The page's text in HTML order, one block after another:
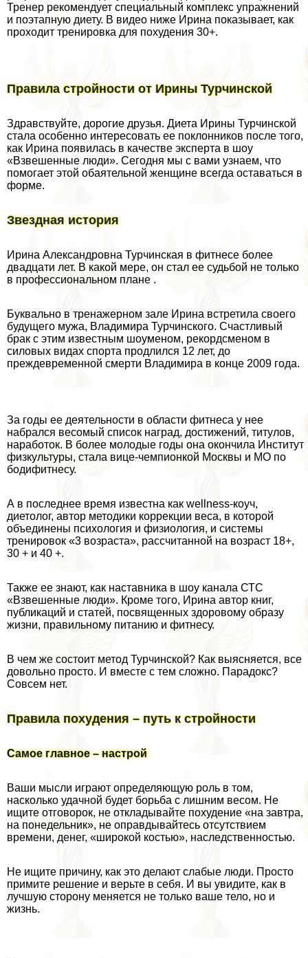
Тренер рекомендует специальный комплекс упражнений
и поэтапную диету. В видео ниже Ирина показывает, как
проходит тренировка для похудения 30+.
Правила стройности от Ирины Турчинской
Здравствуйте, дорогие друзья. Диета Ирины Турчинской
стала особенно интересовать ее поклонников после того,
как Ирина появилась в качестве эксперта в шоу
«Взвешенные люди». Сегодня мы с вами узнаем, что
помогает этой обаятельной женщине всегда оставаться в
форме.
Звездная история
Ирина Александровна Турчинская в фитнесе более
двадцати лет. В какой мере, он стал ее судьбой не только
в профессиональном плане .
Буквально в тренажерном зале Ирина встретила своего
будущего мужа, Владимира Турчинского. Счастливый
бpaк с этим известным шоуменом, рекордсменом в
силовых видах спорта продлился 12 лет, до
преждевременной cмepти Владимира в конце 2009 года.
За годы ее деятельности в области фитнеса у нее
набрался весомый список наград, достижений, титулов,
наработок. В более молодые годы она окончила Институт
физкультуры, стала вице-чемпионкой Москвы и МО по
бодифитнесу.
А в последнее время известна как wellness-коуч,
диетолог, автор методики коррекции веса, в которой
объединены психология и физиология, и системы
тренировок «3 возраста», рассчитанной на возраст 18+,
30 + и 40 +.
Также ее знают, как наставника в шоу канала СТС
«Взвешенные люди». Кроме того, Ирина автор книг,
публикаций и статей, посвященных здоровому образу
жизни, правильному питанию и фитнесу.
В чем же состоит метод Турчинской? Как выясняется, все
довольно просто. И вместе с тем сложно. Парадокс?
Совсем нет.
Правила похудения – путь к стройности
Самое главное – настрой
Ваши мысли играют определяющую роль в том,
насколько удачной будет борьба с лишним весом. Не
ищите отговорок, не откладывайте похудение «на завтра,
на понедельник», не оправдывайтесь отсутствием
времени, денег, «широкой костью», наследственностью.
Не ищите причину, как это делают слабые люди. Просто
примите решение и верьте в себя. И вы увидите, как в
лучшую сторону меняется не только ваше тело, но и
жизнь.